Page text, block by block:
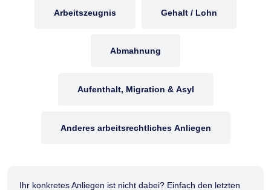
Arbeitszeugnis Gehalt / Lohn
Abmahnung
Aufenthalt, Migration & Asyl
Anderes arbeitsrechtliches Anliegen
Ihr konkretes Anliegen ist nicht dabei? Einfach den letzten